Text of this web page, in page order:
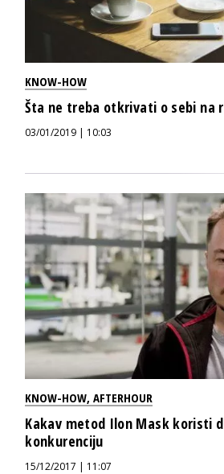
KNOW-HOW
Šta ne treba otkrivati o sebi na
03/01/2019 | 10:03
KNOW-HOW,AFTERHOUR
Kakav metod Ilon Mask koristi
konkurenciju
15/12/2017 | 11:07